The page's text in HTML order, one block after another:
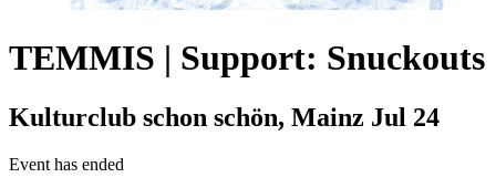
TEMMIS | Support: Snuckouts
Kulturclub schon schön, Mainz Jul 24
Event has ended